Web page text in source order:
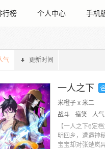
行榜 个人中心 手机
气 更新时间
一人之下
米橙子 x 米二
战斗
搞笑 人气
【一人之下6定
明回乡，遭遇神
宝宝却对张楚岚